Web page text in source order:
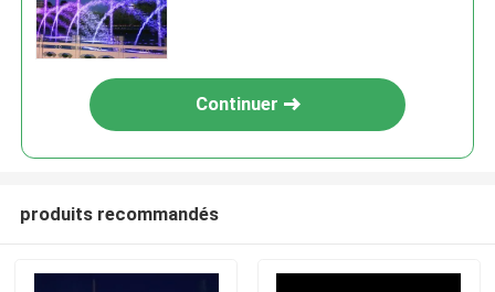
Continuer
produits recommandés